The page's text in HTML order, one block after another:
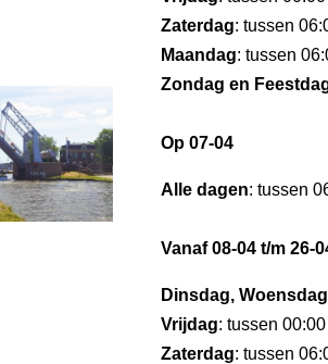
Zaterdag: tussen
Maandag: tussen
Zondag en
Op 07-04
Alle dagen: tussen
Vanaf 08-04 t/m 26-
Dinsdag,
Vrijdag: tussen
Zaterdag: tussen